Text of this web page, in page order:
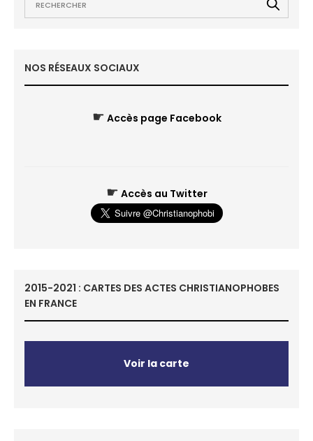
NOS RÉSEAUX SOCIAUX
☛ Accès page Facebook
☛ Accès au Twitter
2015-2021 : CARTES DES ACTES CHRISTIANOPHOBES
EN FRANCE
Voir la carte